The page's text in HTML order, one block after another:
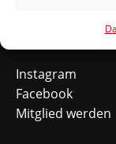
Instagram
Facebook
Mitglied werden